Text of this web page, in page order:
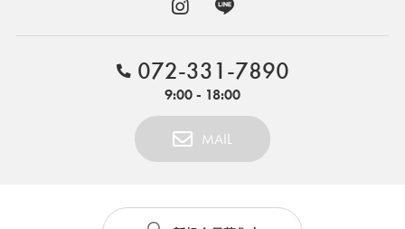
MAIL
072-331-7890
9:00 - 18:00